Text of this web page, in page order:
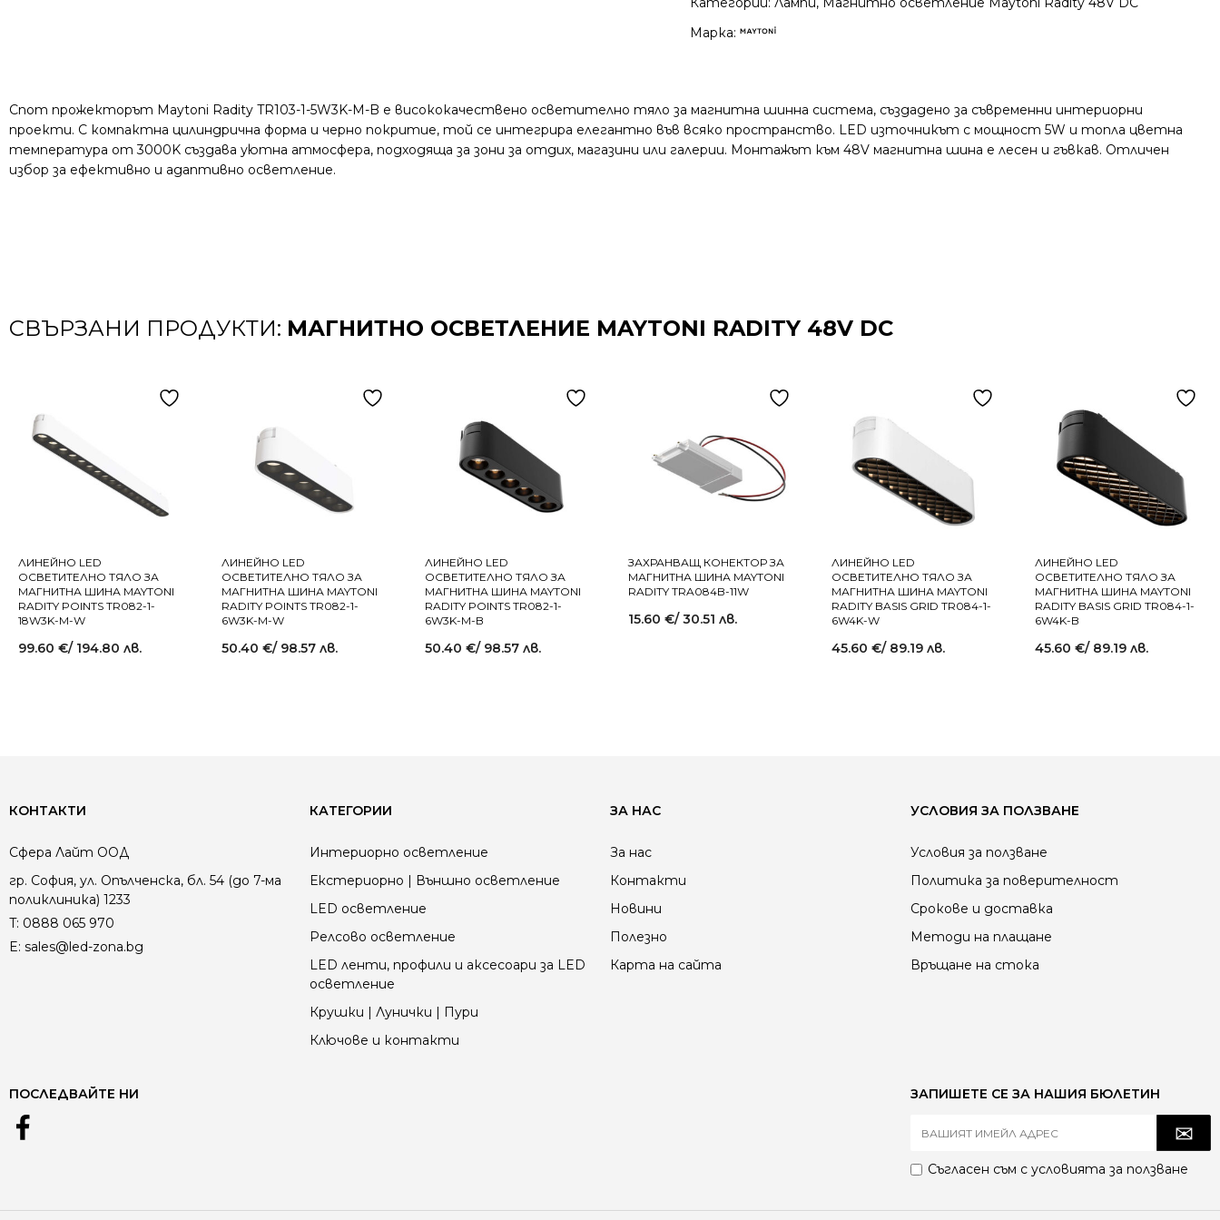
Марка:
Спот прожекторът Maytoni Radity TR103-1-5W3K-M-B е висококачествено осветително тяло за магнитна шинна система, създадено за съвременни интериорни
проекти. С компактна цилиндрична форма и черно покритие, той се интегрира елегантно във всяко пространство. LED източникът с мощност 5W и топла цветна
температура от 3000K създава уютна атмосфера, подходяща за зони за отдих, магазини или галерии. Монтажът към 48V магнитна шина е лесен и гъвкав. Отличен
избор за ефективно и адаптивно осветление.
СВЪРЗАНИ ПРОДУКТИ: МАГНИТНО ОСВЕТЛЕНИЕ MAYTONI RADITY 48V DC
ЛИНЕЙНО LED
ОСВЕТИТЕЛНО ТЯЛО ЗА
МАГНИТНА ШИНА MAYTONI
RADITY POINTS TR082-1-
18W3K-M-W
99.60 €/ 194.80 лв.
ЛИНЕЙНО LED
ОСВЕТИТЕЛНО ТЯЛО ЗА
МАГНИТНА ШИНА MAYTONI
RADITY POINTS TR082-1-
6W3K-M-W
50.40 €/ 98.57 лв.
ЛИНЕЙНО LED
ОСВЕТИТЕЛНО ТЯЛО ЗА
МАГНИТНА ШИНА MAYTONI
RADITY POINTS TR082-1-
6W3K-M-B
50.40 €/ 98.57 лв.
ЗАХРАНВАЩ КОНЕКТОР ЗА
МАГНИТНА ШИНА MAYTONI
RADITY TRA084B-11W
15.60 €/ 30.51 лв.
ЛИНЕЙНО LED
ОСВЕТИТЕЛНО ТЯЛО ЗА
МАГНИТНА ШИНА MAYTONI
RADITY BASIS GRID TR084-1-
6W4K-W
45.60 €/ 89.19 лв.
ЛИНЕЙНО LED
ОСВЕТИТЕЛНО ТЯЛО ЗА
МАГНИТНА ШИНА MAYTONI
RADITY BASIS GRID TR084-1-
6W4K-B
45.60 €/ 89.19 лв.
КОНТАКТИ
Сфера Лайт ООД
гр. София, ул. Опълченска, бл. 54 (до 7-ма
поликлиника) 1233
T: 0888 065 970
E: sales@led-zona.bg
КАТЕГОРИИ
Интериорно осветление
Екстериорно | Външно осветление
LED осветление
Релсово осветление
LED ленти, профили и аксесоари за LED
осветление
Крушки | Лунички | Пури
Ключове и контакти
ЗА НАС
За нас
Контакти
Новини
Полезно
Карта на сайта
УСЛОВИЯ ЗА ПОЛЗВАНЕ
Условия за ползване
Политика за поверителност
Срокове и доставка
Методи на плащане
Връщане на стока
ПОСЛЕДВАЙТЕ НИ ЗАПИШЕТЕ СЕ ЗА НАШИЯ БЮЛЕТИН
Съгласен съм с условията за ползване